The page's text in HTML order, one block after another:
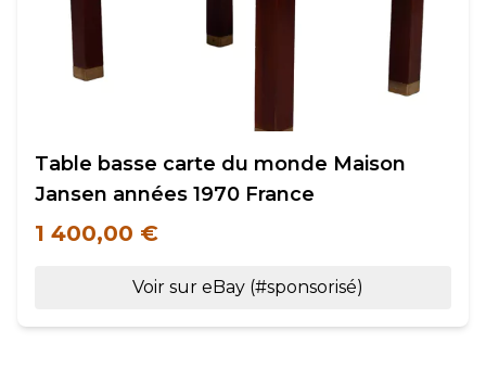
Table basse carte du monde Maison
Jansen années 1970 France
1 400,00 €
Voir sur eBay (#sponsorisé)